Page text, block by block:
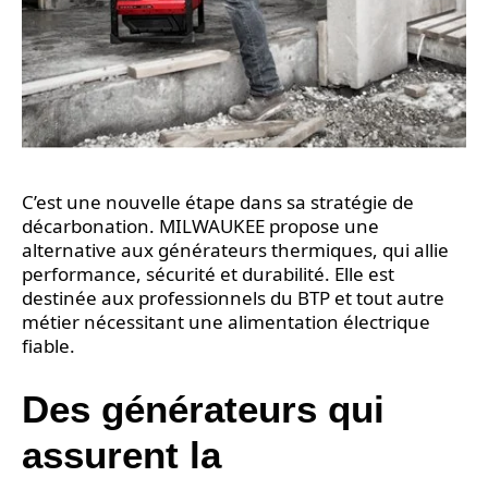
C’est une nouvelle étape dans sa stratégie de
décarbonation. MILWAUKEE propose une
alternative aux générateurs thermiques, qui allie
performance, sécurité et durabilité. Elle est
destinée aux professionnels du BTP et tout autre
métier nécessitant une alimentation électrique
fiable.
Des générateurs qui
assurent la